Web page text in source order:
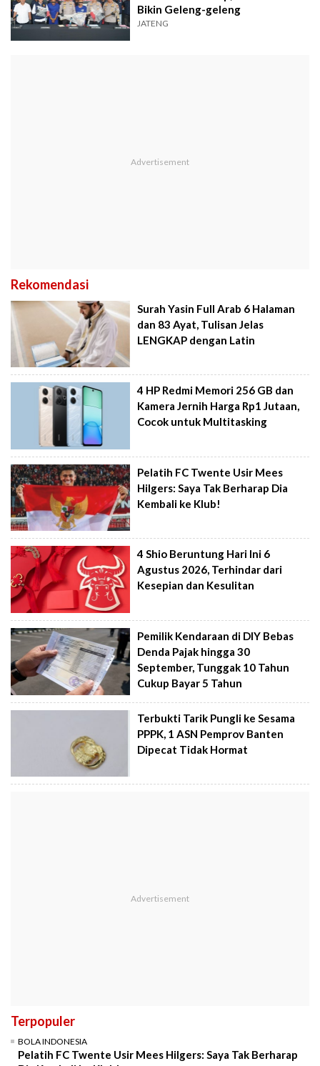
Bikin Geleng-geleng
JATENG
Rekomendasi
Surah Yasin Full Arab 6 Halaman
dan 83 Ayat, Tulisan Jelas
LENGKAP dengan Latin
4 HP Redmi Memori 256 GB dan
Kamera Jernih Harga Rp1 Jutaan,
Cocok untuk Multitasking
Pelatih FC Twente Usir Mees
Hilgers: Saya Tak Berharap Dia
Kembali ke Klub!
4 Shio Beruntung Hari Ini 6
Agustus 2026, Terhindar dari
Kesepian dan Kesulitan
Pemilik Kendaraan di DIY Bebas
Denda Pajak hingga 30
September, Tunggak 10 Tahun
Cukup Bayar 5 Tahun
Terbukti Tarik Pungli ke Sesama
PPPK, 1 ASN Pemprov Banten
Dipecat Tidak Hormat
Terpopuler
BOLA INDONESIA
Pelatih FC Twente Usir Mees Hilgers: Saya Tak Berharap